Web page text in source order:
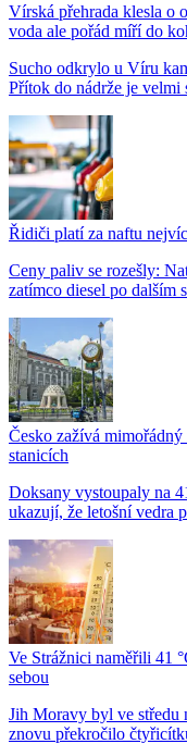
Vírská přehrada klesla o
voda ale pořád míří do
Sucho odkrylo u Víru
Přítok do nádrže je velmi
Řidiči platí za naftu
Ceny paliv se rozešly:
zatímco diesel po dalším
Česko zažívá
stanicích
Doksany vystoupaly na
ukazují, že letošní vedra
Ve Strážnici naměřili 41
sebou
Jih Moravy byl ve středu
znovu překročilo